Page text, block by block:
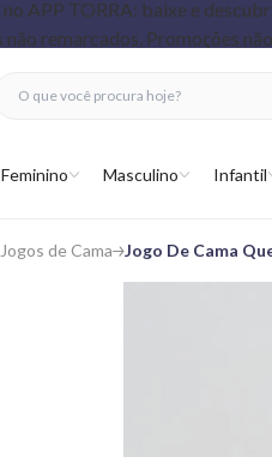
Feminino Masculino Infantil
Jogos de Cama Jogo De Cama